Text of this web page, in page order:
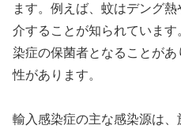
ます。例えば、蚊はデング
介することが知られていま
染症の保菌者となることが
性があります。
輸入感染症の主な感染源は